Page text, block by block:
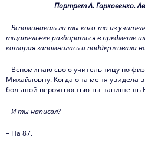
Портрет А. Горковенко.
–Вспоминаешь ли ты кого-то из
тщательнее разбираться в предмете
которая запомнилась и поддерживала
– Вспоминаю свою учительницу по
Михайловну. Когда она меня увидела
большой вероятностью ты напишешь
–И ты написал?
– На 87.